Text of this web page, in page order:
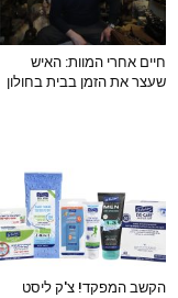
חיים אחרי המוות: האיש
שעצר את הזמן בבית בחולון
הקשב המפקד! צ'ק ליסט